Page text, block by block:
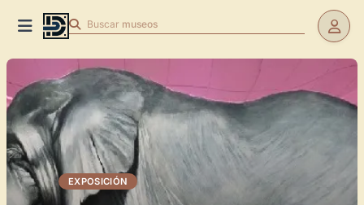
Buscar museos
EXPOSICIÓN